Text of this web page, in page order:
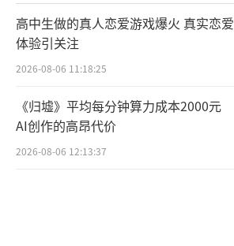
高中生做的真人恋爱游戏爆火 真实恋爱
体验引关注
2026-08-06 11:18:25
《归墟》平均每分钟算力成本2000元
AI创作的高昂代价
2026-08-06 12:13:37